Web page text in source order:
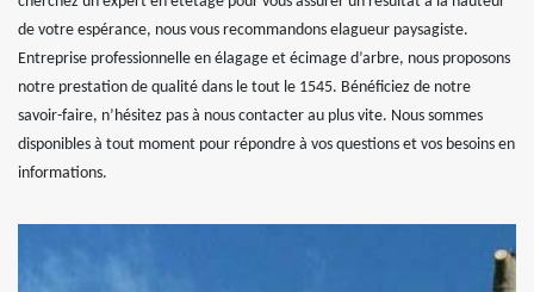
de votre espérance, nous vous recommandons elagueur paysagiste.
Entreprise professionnelle en élagage et écimage d’arbre, nous proposons
notre prestation de qualité dans le tout le 1545. Bénéficiez de notre
savoir-faire, n’hésitez pas à nous contacter au plus vite. Nous sommes
disponibles à tout moment pour répondre à vos questions et vos besoins en
informations.